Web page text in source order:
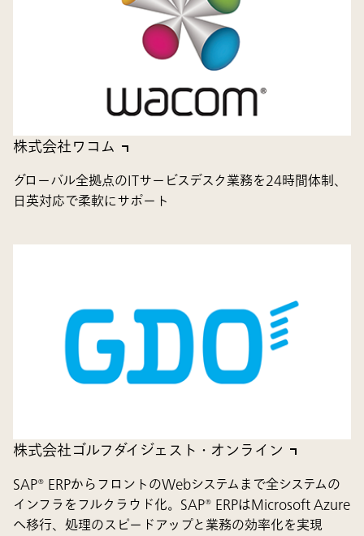
株式会社ワコム
グローバル全拠点のITサービスデスク業務を24時間体制、
日英対応で柔軟にサポート
株式会社ゴルフダイジェスト・オンライン
SAP® ERPからフロントのWebシステムまで全システムの
インフラをフルクラウド化。SAP® ERPはMicrosoft Azure
へ移行、処理のスピードアップと業務の効率化を実現